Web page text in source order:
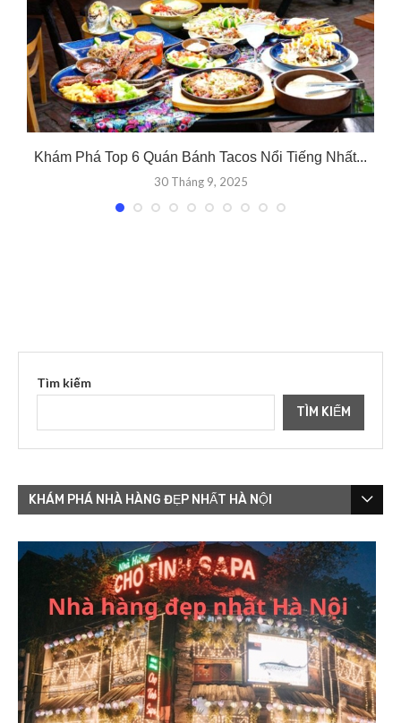
Khám Phá Top 6 Quán Bánh Tacos Nổi Tiếng Nhất...
30 Tháng 9, 2025
Tìm kiếm
TÌM KIẾM
KHÁM PHÁ NHÀ HÀNG ĐẸP NHẤT HÀ NỘI